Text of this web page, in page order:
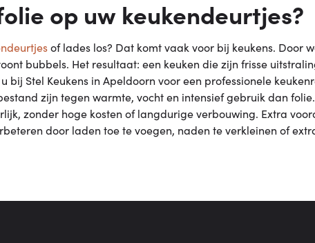
op uw keukendeurtjes?
of lades los? Dat komt vaak voor bij keukens.
bubbels. Het resultaat: een keuken die zijn frisse
bij Stel Keukens in Apeldoorn voor een professionele
zijn tegen warmte, vocht en intensief gebruik dan
zonder hoge kosten of langdurige verbouwing. Extra
door laden toe te voegen, naden te verkleinen of